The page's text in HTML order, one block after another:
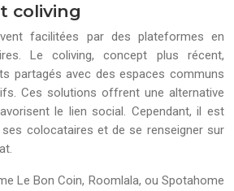
coliving
facilitées par des plateformes en
Le coliving, concept plus récent,
partagés avec des espaces communs
Ces solutions offrent une alternative
le lien social. Cependant, il est
colocataires et de se renseigner sur
Le Bon Coin, Roomlala, ou Spotahome